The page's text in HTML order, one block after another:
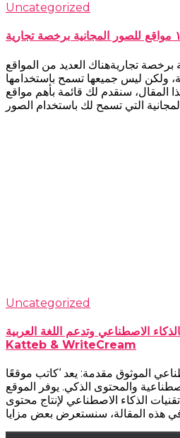
Uncategorized
برخصة تجاريةهناك العديد من المواقع
ولكن ليس جميعها تسمح باستخدامها
المقال، سنقدم لك قائمة بأهم مواقع
التي تسمح لك باستخدام الصور
Uncategorized
الاصطناعي وتدعم اللغة العربية |
Katteb & WriteCream
الموثوق مقدمة: يعد ‘كاتب موقعًا
والمحتوى الذكي. يوفر الموقع
الذكاء الاصطناعي لإنتاج محتوى
هذه المقالة، سنستعرض بعض مزايا